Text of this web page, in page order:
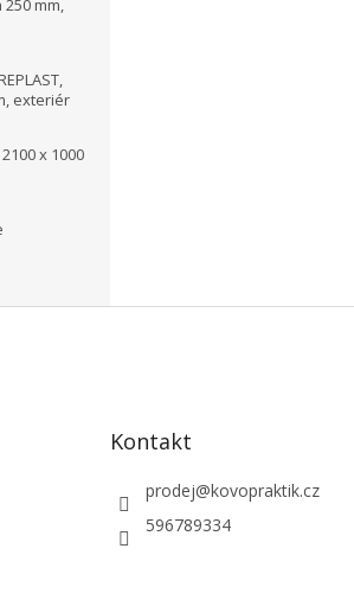
250 mm,
exteriér
x 1000
Kontakt
prodej@kovopraktik.cz
596789334